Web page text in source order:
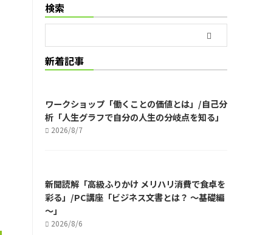
検索
新着記事
ワークショップ「働くことの価値とは」/自己分
析「人生グラフで自分の人生の分岐点を知る」
2026/8/7
新聞読解「高級ふりかけ メリハリ消費で食卓を
彩る」/PC講座「ビジネス文書とは？ ～基礎編
～」
2026/8/6